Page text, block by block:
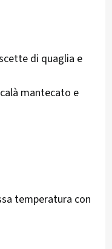
di quaglia e
mantecato e
temperatura con